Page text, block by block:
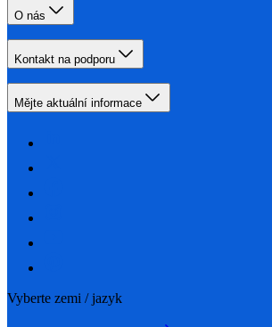
O nás
Kontakt na podporu
Mějte aktuální informace
Vyberte zemi / jazyk